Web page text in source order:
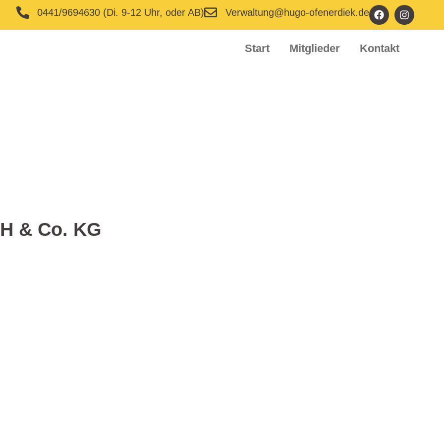
0441/9694630 (Di. 9-12 Uhr, oder AB) Verwaltung@hugo-ofenerdiek.de
Start Mitglieder Kontakt
& Co. KG